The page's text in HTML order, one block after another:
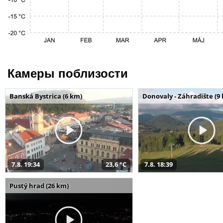
Камеры поблизости
Banská Bystrica (6 km)
7.8. 19:34 23,6 °C
Donovaly - Záhradište (9
7.8. 18:39
Pustý hrad (26 km)